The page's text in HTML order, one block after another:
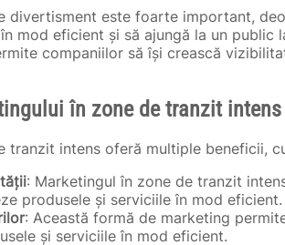
divertisment este foarte important,
mod eficient și să ajungă la un
companiilor să își crească
în zone de tranzit intens
tranzit intens oferă multiple beneficii,
: Marketingul în zone de tranzit
produsele și serviciile în mod eficient.
: Această formă de marketing
și serviciile în mod eficient.